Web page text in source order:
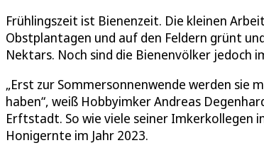
Frühlingszeit ist Bienenzeit. Die kleinen
Obstplantagen und auf den Feldern grünt
Nektars. Noch sind die Bienenvölker jedoch
„Erst zur Sommersonnenwende werden sie
haben“, weiß Hobbyimker Andreas
Erftstadt. So wie viele seiner Imkerkollegen
Honigernte im Jahr 2023.